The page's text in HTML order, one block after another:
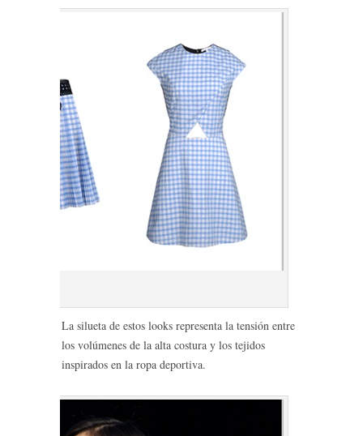
La silueta de estos looks representa la tensión entre
los volúmenes de la alta costura y los tejidos
inspirados en la ropa deportiva.